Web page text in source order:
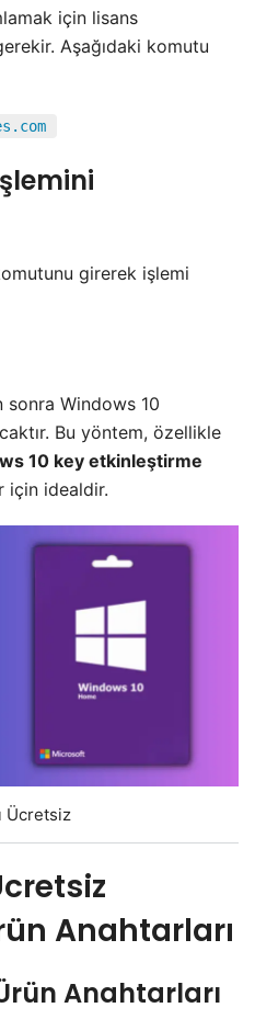
için lisans
Aşağıdaki komutu
girerek işlemi
sonra Windows 10
Bu yöntem, özellikle
10 key etkinleştirme
için idealdir.
Ücretsiz
Anahtarları
Anahtarları